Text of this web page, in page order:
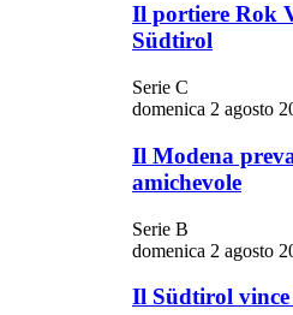
Il portiere Rok
Südtirol
Serie C
domenica 2 agosto
Il Modena
amichevole
Serie B
domenica 2 agosto
Il Südtirol